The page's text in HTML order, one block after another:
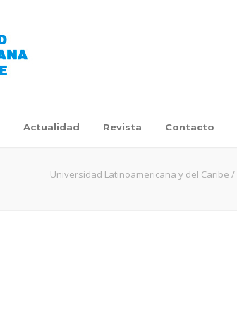
Actualidad Revista Contacto
Universidad Latinoamericana y del Caribe /